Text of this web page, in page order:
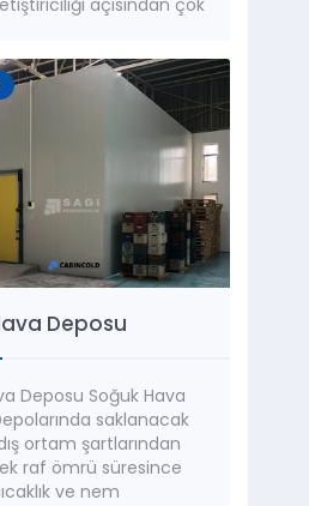
Özürgeti, Poti ve
başta olmak
üretim ve depolama
Blueberry
sonra hızlı bir
edilmesi
üründür. Bu nedenle
Deposu
Deposu Soğuk Hava
saklanacak
ortam şartlarından
raf ömrü süresince
ve nem